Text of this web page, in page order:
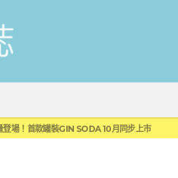
花蓮瓜農品牌「阿強西瓜」
場！首款罐裝GIN SODA 10月同步上市
次迎來重磅利多
特加7月強勢登台一口重擊味蕾